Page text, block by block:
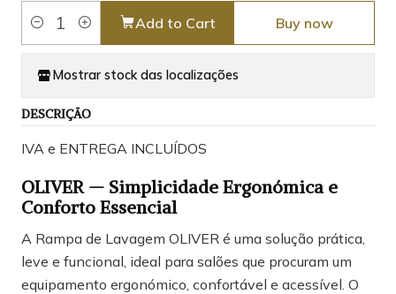
Quantity
Add to Cart Buy now
Mostrar stock das localizações
DESCRIÇÃO
IVA e ENTREGA INCLUÍDOS
OLIVER — Simplicidade Ergonómica e
Conforto Essencial
A Rampa de Lavagem OLIVER é uma solução prática,
leve e funcional, ideal para salões que procuram um
equipamento ergonómico, confortável e acessível. O